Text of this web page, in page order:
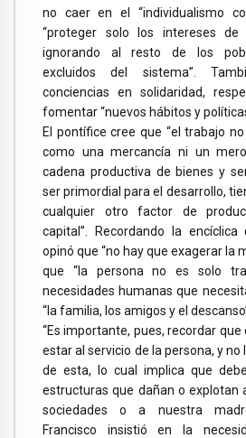
no caer en el “individualismo
“proteger solo los intereses de
ignorando al resto de los
excluidos del sistema”.
conciencias en solidaridad,
fomentar “nuevos hábitos y
El pontífice cree que “el trabajo
como una mercancía ni un
cadena productiva de bienes y
ser primordial para el desarrollo,
cualquier otro factor de
capital”. Recordando la
opinó que “no hay que exagerar la
que “la persona no es solo
necesidades humanas que
“la familia, los amigos y el
“Es importante, pues, recordar
estar al servicio de la persona, y no
de esta, lo cual implica que
estructuras que dañan o explotan
sociedades o a nuestra
Francisco insistió en la